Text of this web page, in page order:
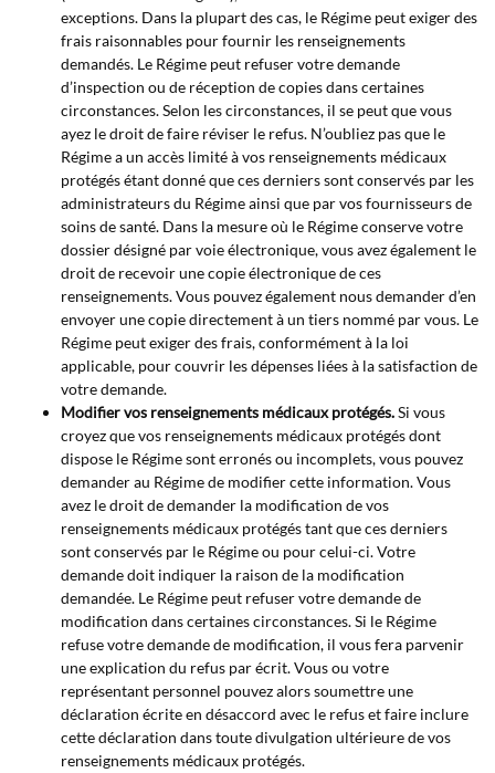
exceptions. Dans la plupart des cas, le Régime peut exiger des
frais raisonnables pour fournir les renseignements
demandés. Le Régime peut refuser votre demande
d’inspection ou de réception de copies dans certaines
circonstances. Selon les circonstances, il se peut que vous
ayez le droit de faire réviser le refus. N’oubliez pas que le
Régime a un accès limité à vos renseignements médicaux
protégés étant donné que ces derniers sont conservés par les
administrateurs du Régime ainsi que par vos fournisseurs de
soins de santé. Dans la mesure où le Régime conserve votre
dossier désigné par voie électronique, vous avez également le
droit de recevoir une copie électronique de ces
renseignements. Vous pouvez également nous demander d’en
envoyer une copie directement à un tiers nommé par vous. Le
Régime peut exiger des frais, conformément à la loi
applicable, pour couvrir les dépenses liées à la satisfaction de
votre demande.
Modifier vos renseignements médicaux protégés.Si vous
croyez que vos renseignements médicaux protégés dont
dispose le Régime sont erronés ou incomplets, vous pouvez
demander au Régime de modifier cette information. Vous
avez le droit de demander la modification de vos
renseignements médicaux protégés tant que ces derniers
sont conservés par le Régime ou pour celui-ci. Votre
demande doit indiquer la raison de la modification
demandée. Le Régime peut refuser votre demande de
modification dans certaines circonstances. Si le Régime
refuse votre demande de modification, il vous fera parvenir
une explication du refus par écrit. Vous ou votre
représentant personnel pouvez alors soumettre une
déclaration écrite en désaccord avec le refus et faire inclure
cette déclaration dans toute divulgation ultérieure de vos
renseignements médicaux protégés.